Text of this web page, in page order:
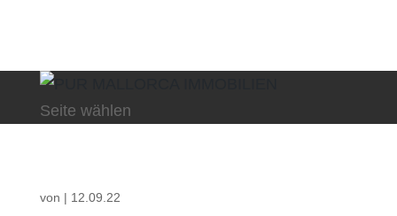
Seite wählen
von | 12.09.22